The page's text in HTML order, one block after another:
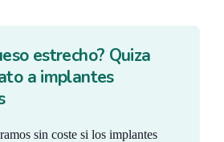
estrecho? Quiza
a implantes
sin coste si los implantes